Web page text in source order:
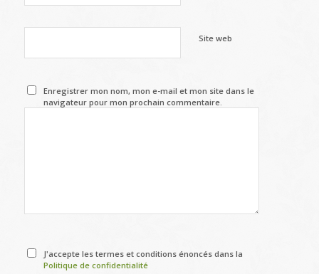
Site web
Enregistrer mon nom, mon e-mail et mon site dans le
navigateur pour mon prochain commentaire.
J'accepte les termes et conditions énoncés dans la
Politique de confidentialité